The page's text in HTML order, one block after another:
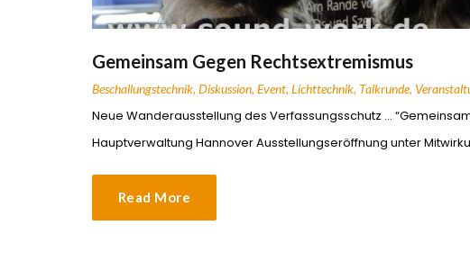
Gemeinsam Gegen Rechtsextremismus
Beschallungstechnik, Diskussion, Event, Lichttechnik, Talkrunde,
Neue Wanderausstellung des Verfassungsschutz …
Hauptverwaltung Hannover Ausstellungseröffnung unter
Read More